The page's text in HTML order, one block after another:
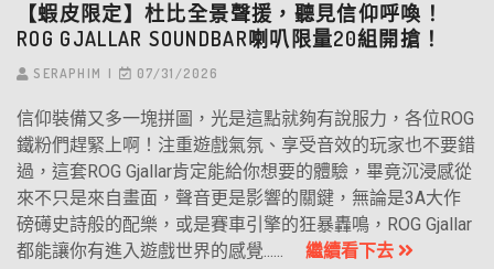
【蝦皮限定】杜比全景聲援，聽見信仰呼喚！
ROG GJALLAR SOUNDBAR喇叭限量20組開搶！
SERAPHIM 07/31/2026
信仰裝備又多一塊拼圖，光是這點就夠有說服力，各位ROG
鐵粉們趕緊上啊！注重遊戲氣氛、享受音效的玩家也不要錯
過，這套ROG Gjallar肯定能給你想要的體驗，畢竟沉浸感從
來不只是來自畫面，聲音更是影響的關鍵，無論是3A大作
磅礡史詩般的配樂，或是賽車引擎的狂暴轟鳴，ROG Gjallar
都能讓你有進入遊戲世界的感覺...... 繼續看下去